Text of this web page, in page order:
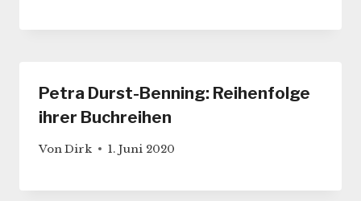
Petra Durst-Benning: Reihenfolge
ihrer Buchreihen
VonDirk 1. Juni 2020